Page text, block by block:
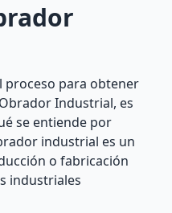
proceso para obtener
Industrial, es
se entiende por
industrial es un
o fabricación
industriales